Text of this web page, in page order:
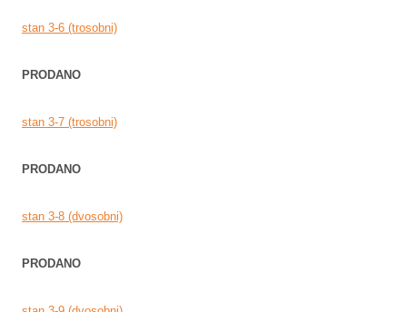
stan 3-6 (trosobni)
PRODANO
stan 3-7 (trosobni)
PRODANO
stan 3-8 (dvosobni)
PRODANO